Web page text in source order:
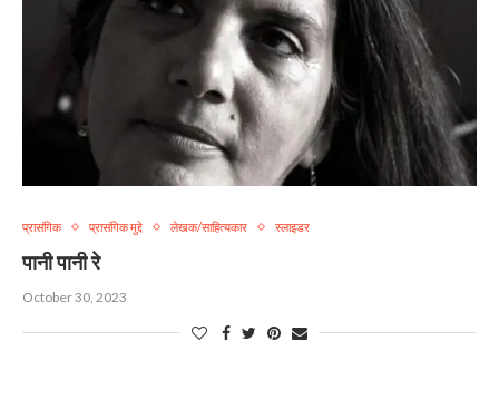
प्रासंगिक प्रासंगिक मुद्दे लेखक/साहित्यकार स्लाइडर
पानी पानी रे
October 30, 2023